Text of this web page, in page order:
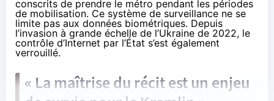
conscrits de prendre le métro pendant les périodes
de mobilisation. Ce système de surveillance ne se
limite pas aux données biométriques. Depuis
l’invasion à grande échelle de l’Ukraine de 2022, le
contrôle d’Internet par l’État s’est également
verrouillé.
« La maîtrise du récit est un enjeu